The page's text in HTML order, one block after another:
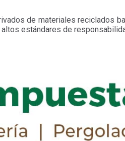
de materiales reciclados
estándares de